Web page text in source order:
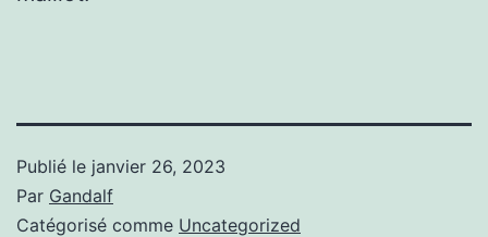
Publié le janvier 26, 2023
Par Gandalf
Catégorisé comme Uncategorized